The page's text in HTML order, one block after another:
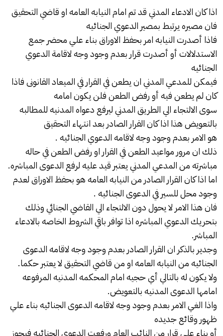
اذا كان الادعاء المدني قد تم امام النيابه العامه او قاضي التحقيق
فان مصيره يرتبط بمصير الدعوي الجنائيه
فاذا أصدرت النيابه امر بحفظ الاوراق بناء علي محضر جمع
الاستدلالات أو أصدرت قرار بعدم وجود وجه لاقامة الدعوي
الجنائيه
فيمكن للمدعي المدني ان يطعن في القرار في الميعاد القانونى فاذا
كان لم يطعن فيه أو رفض الطعن فلن يكون امامه
سوى الالتجاء الي الطريق المدني ليرفع دعواه المدنيه للمطالبه
بالتعويض هذا اذا كان القرار الصادر بعد انتهاء التحقيق
هو الامر بعدم وجود وجه لاقامه الدعوي الجنائيه .
ذلك ان مرور مواعيد الطعن في القرار او رفض الطعن في حاله
مباشرته من المدعي المدني يعتبر قيد عليه لرفع الدعوى المباشره.
اما اذا كان القرار الصادر من النيابه العامه هو بحفظ الاوراق لعدم
وجود محل للسير في الدعوى الجنائيه .
فان هذا الامر لا يحول دون الالتجاء الي القاضي الجنائي وذلك
بتحريك الدعوي المباشره اذا توافر باقي الشروط الخاصه بالادعاء
المباشر.
وجدير بالذكر ان القرار الصادر بعدم وجود وجه لاقامه الدعوى
الجنائيه من النيابه العامه او من قاضي التحقيق لا يعتبر حكما.
ولا يكون له بالتالي أي حجيه امام المحكمه المدنيه المرفوعه
امامها الدعوى المدنيه بالتعويض.
واذا الغي الامر بعدم وجود وجه لاقامه الدعوى الجنائيه بناء علي
ظهور وقائع جديده
أو بناء علي قرار من النائب العام ورفعت الدعوي الجنائيه فيجوز